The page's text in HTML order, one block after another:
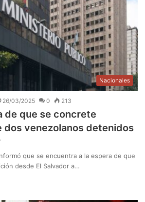
Nacionales
26/03/2025 0 213
de que se concrete
dos venezolanos detenidos
que se encuentra a la espera de que
desde El Salvador a…